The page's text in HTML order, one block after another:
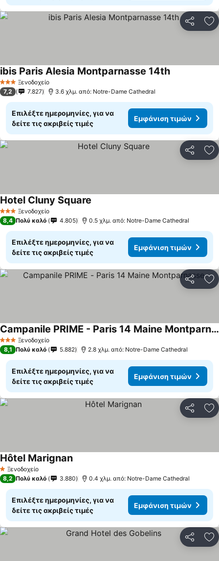
3 ΑστέριαΞενοδοχείο
ibis Paris Alesia Montparnasse 14thΕμφάνιση
7,2 7.827 3.6 χλμ. από: Notre-Dame Cathedral
Επιλέξτε ημερομηνίες, για να
δείτε τις ακριβείς τιμές
Εμφάνιση τιμών
3 ΑστέριαΞενοδοχείο
Hotel Cluny Square
8,4 Πολύ καλό 4.805 0.5 χλμ. από: Notre-Dame Cathedral
Επιλέξτε ημερομηνίες, για να
δείτε τις ακριβείς τιμές
Εμφάνιση τιμών
3 ΑστέριαΞενοδοχείο
Campanile PRIME - Paris 14 Maine Montparnasse
Εμφάνιση τιμών
8,1 Πολύ καλό 5.882 2.8 χλμ. από: Notre-Dame Cathedral
Επιλέξτε ημερομηνίες, για να
δείτε τις ακριβείς τιμές
Εμφάνιση τιμών
1 Αστέρια
Ξενοδοχείο
Hôtel MarignanΕμφάνιση τιμών
8,2 Πολύ καλό 3.880 0.4 χλμ. από: Notre-Dame Cathedral
Επιλέξτε ημερομηνίες, για να
δείτε τις ακριβείς τιμές
Εμφάνιση τιμών